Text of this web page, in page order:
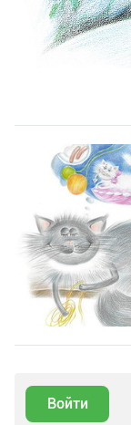
Войти